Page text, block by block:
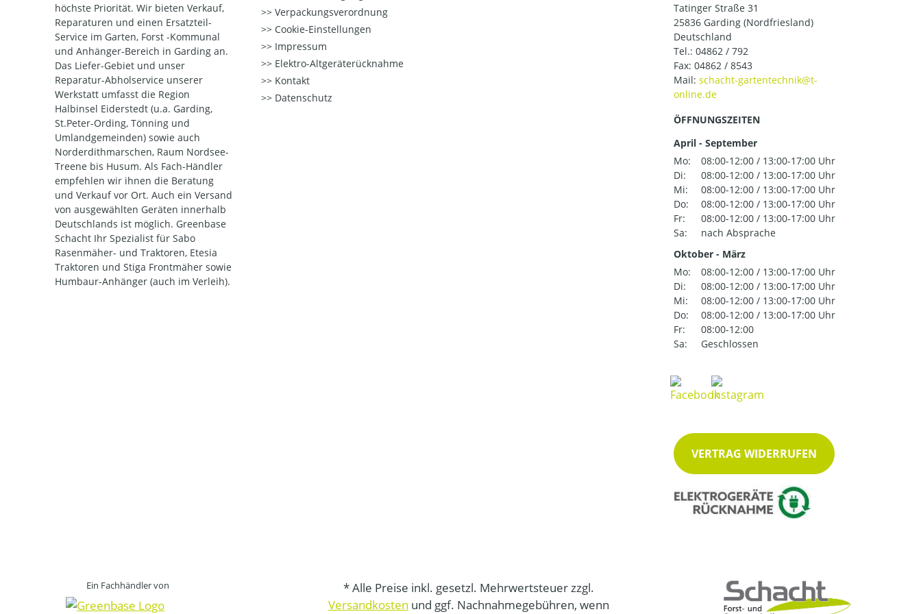
höchste Priorität. Wir bieten Verkauf,
Reparaturen und einen Ersatzteil-
Service im Garten, Forst -Kommunal
und Anhänger-Bereich in Garding an.
Das Liefer-Gebiet und unser
Reparatur-Abholservice unserer
Werkstatt umfasst die Region
Halbinsel Eiderstedt (u.a. Garding,
St.Peter-Ording, Tönning und
Umlandgemeinden) sowie auch
Norderdithmarschen, Raum Nordsee-
Treene bis Husum. Als Fach-Händler
empfehlen wir ihnen die Beratung
und Verkauf vor Ort. Auch ein Versand
von ausgewählten Geräten innerhalb
Deutschlands ist möglich. Greenbase
Schacht Ihr Spezialist für Sabo
Rasenmäher- und Traktoren, Etesia
Traktoren und Stiga Frontmäher sowie
Humbaur-Anhänger (auch im Verleih).
Verpackungsverordnung
Cookie-Einstellungen
Impressum
Elektro-Altgeräterücknahme
Kontakt
Datenschutz
Tatinger Straße 31
25836 Garding (Nordfriesland)
Deutschland
Tel.: 04862 / 792
Fax: 04862 / 8543
Mail:
ÖFFNUNGSZEITEN
April - September
Mo:
08:00-12:00 / 13:00-17:00 Uhr
Di:
08:00-12:00 / 13:00-17:00 Uhr
Mi:
08:00-12:00 / 13:00-17:00 Uhr
Do:
08:00-12:00 / 13:00-17:00 Uhr
Fr:
08:00-12:00 / 13:00-17:00 Uhr
Sa:
nach Absprache
Oktober - März
Mo:
08:00-12:00 / 13:00-17:00 Uhr
Di:
08:00-12:00 / 13:00-17:00 Uhr
Mi:
08:00-12:00 / 13:00-17:00 Uhr
Do:
08:00-12:00 / 13:00-17:00 Uhr
Fr:
08:00-12:00
Sa:
Geschlossen
VERTRAG WIDERRUFEN
Ein Fachhändler von
* Alle Preise inkl. gesetzl. Mehrwertsteuer zzgl.
Versandkosten und ggf. Nachnahmegebühren, wenn